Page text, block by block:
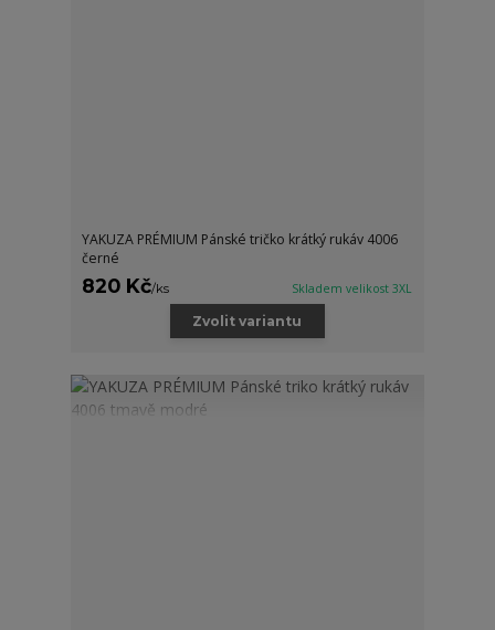
YAKUZA PRÉMIUM Pánské tričko krátký rukáv 4006
černé
820 Kč/ks Skladem velikost 3XL
Zvolit variantu